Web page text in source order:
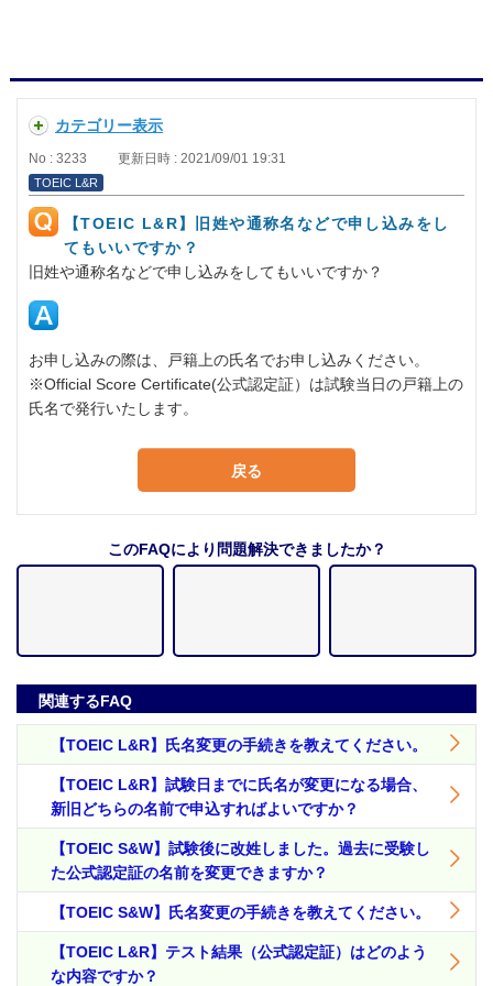
カテゴリー表示
No : 3233 更新日時 : 2021/09/01 19:31
TOEIC L&R
【TOEIC L&R】旧姓や通称名などで申し込みをし
てもいいですか？
旧姓や通称名などで申し込みをしてもいいですか？
お申し込みの際は、戸籍上の氏名でお申し込みください。
※Official Score Certificate(公式認定証）は試験当日の戸籍上の
氏名で発行いたします。
戻る
このFAQにより問題解決できましたか？
関連するFAQ
【TOEIC L&R】氏名変更の手続きを教えてください。
【TOEIC L&R】試験日までに氏名が変更になる場合、
新旧どちらの名前で申込すればよいですか？
【TOEIC S&W】試験後に改姓しました。過去に受験し
た公式認定証の名前を変更できますか？
【TOEIC S&W】氏名変更の手続きを教えてください。
【TOEIC L&R】テスト結果（公式認定証）はどのよう
な内容ですか？